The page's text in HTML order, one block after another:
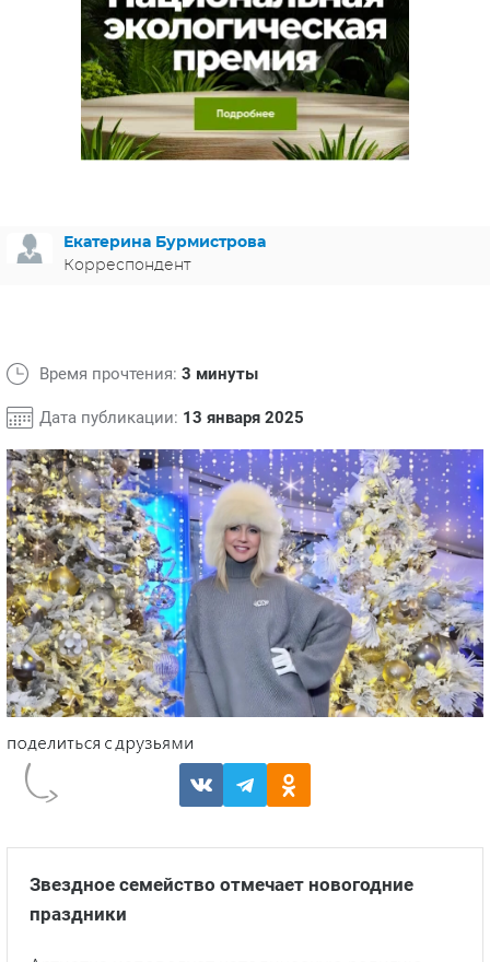
МЕЛОДРАМЫ
ФРАНЦИЯ
ГЕРМАНИЯ
СВЕТСКИЕ НОВОСТИ
СПОЙЛЕРЫ ИЗ СЕРИАЛОВ
Екатерина Бурмистрова
Корреспондент
Время прочтения: 3 минуты
Дата публикации: 13 января 2025
Звездное семейство отмечает новогодние
праздники